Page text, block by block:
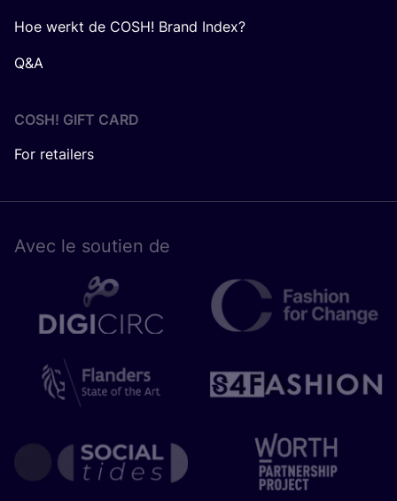
Hoe werkt de COSH! Brand Index?
Q&A
COSH! GIFT CARD
For retailers
Avec le sou­tien de